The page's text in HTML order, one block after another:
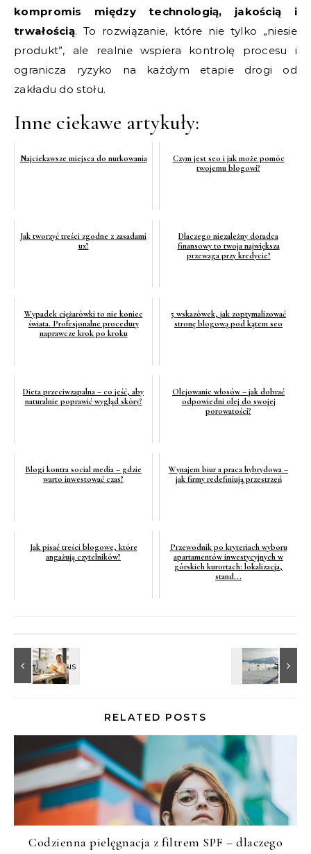
kompromis między technologią, jakością i
trwałością. To rozwiązanie, które nie tylko „niesie
produkt”, ale realnie wspiera kontrolę procesu i
ogranicza ryzyko na każdym etapie drogi od
zakładu do stołu.
Inne ciekawe artykuły:
Najciekawsze miejsca do nurkowania
Czym jest seo i jak może pomóc
twojemu blogowi?
Jak tworzyć treści zgodne z zasadami
ux?
Dlaczego niezależny doradca
finansowy to twoja największa
przewaga przy kredycie?
Wypadek ciężarówki to nie koniec
świata. Profesjonalne procedury
naprawcze krok po kroku
5 wskazówek, jak zoptymalizować
stronę blogową pod kątem seo
Dieta przeciwzapalna – co jeść, aby
naturalnie poprawić wygląd skóry?
Olejowanie włosów – jak dobrać
odpowiedni olej do swojej
porowatości?
Blogi kontra social media – gdzie
warto inwestować czas?
Wynajem biur a praca hybrydowa –
jak firmy redefiniują przestrzeń
Jak pisać treści blogowe, które
angażują czytelników?
Przewodnik po kryteriach wyboru
apartamentów inwestycyjnych w
górskich kurortach: lokalizacja,
stand...
RELATED POSTS
Codzienna pielęgnacja z filtrem SPF – dlaczego